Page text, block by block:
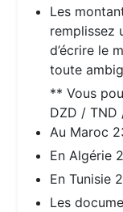
Les
remplissez
d’écrire le
toute
** Vous
DZD / TND
Au Maroc
En Algérie
En Tunisie
Les